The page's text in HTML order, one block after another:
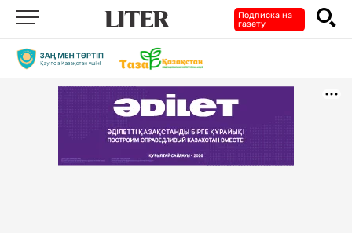
Подписка на
газету